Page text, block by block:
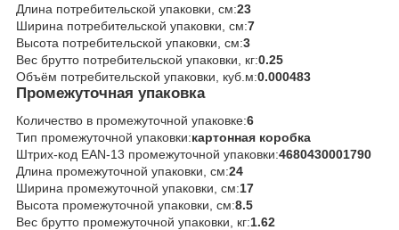
Длина потребительской упаковки, см:23
Ширина потребительской упаковки, см:7
Высота потребительской упаковки, см:3
Вес брутто потребительской упаковки, кг:0.25
Объём потребительской упаковки, куб.м:0.000483
Промежуточная упаковка
Количество в промежуточной упаковке:6
Тип промежуточной упаковки:картонная коробка
Штрих-код EAN-13 промежуточной упаковки:4680430001790
Длина промежуточной упаковки, см:24
Ширина промежуточной упаковки, см:17
Высота промежуточной упаковки, см:8.5
Вес брутто промежуточной упаковки, кг:1.62